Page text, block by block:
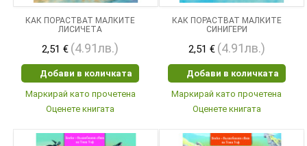
КАК ПОРАСТВАТ МАЛКИТЕ
ЛИСИЧЕТА
2,51 € (4.91лв.)
Добави в количката
Маркирай като прочетена
Оценете книгата
КАК ПОРАСТВАТ МАЛКИТЕ
СИНИГЕРИ
2,51 € (4.91лв.)
Добави в количката
Маркирай като прочетена
Оценете книгата